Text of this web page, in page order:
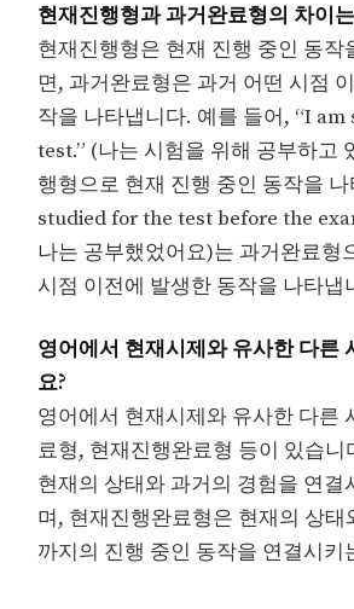
현재진행형과 과거완료형의 차이
현재진행형은 현재 진행 중인 동작
면, 과거완료형은 과거 어떤 시점
작을 나타냅니다. 예를 들어, “I
test.” (나는 시험을 위해 공부하고
행형으로 현재 진행 중인 동작을
studied for the test before the
나는 공부했었어요)는 과거완료형
시점 이전에 발생한 동작을 나타냅
영어에서 현재시제와 유사한 다른
요?
영어에서 현재시제와 유사한 다른
료형, 현재진행완료형 등이 있습니
현재의 상태와 과거의 경험을 연결
며, 현재진행완료형은 현재의 상태
까지의 진행 중인 동작을 연결시키